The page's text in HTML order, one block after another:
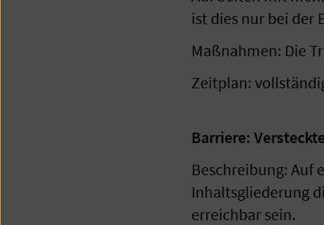
ist dies nur bei der
Maßnahmen: Die
Zeitplan:
Barriere:
Beschreibung: Auf
Inhaltsgliederung
erreichbar sein.